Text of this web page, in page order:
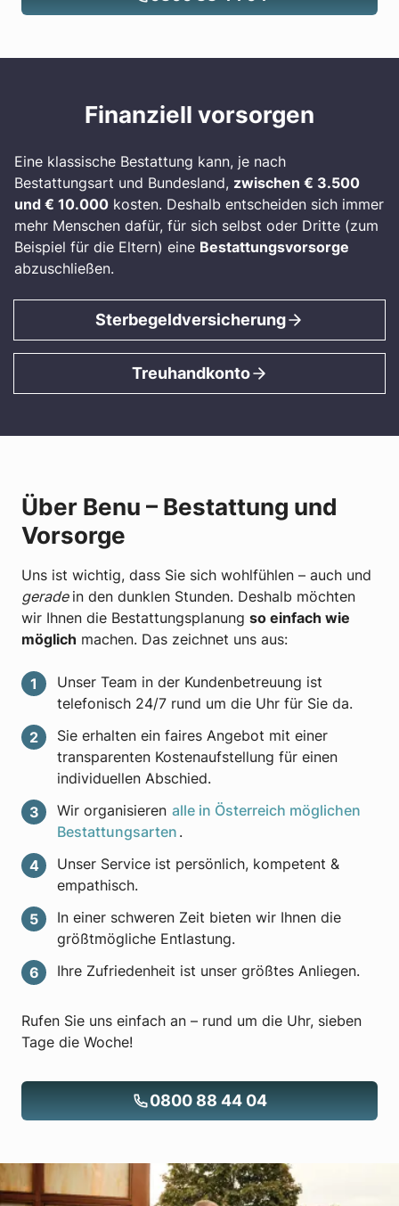
Finanziell vorsorgen
Eine klassische Bestattung kann, je nach
Bestattungsart und Bundesland, zwischen € 3.500
und € 10.000 kosten. Deshalb entscheiden sich immer
mehr Menschen dafür, für sich selbst oder Dritte (zum
Beispiel für die Eltern) eine Bestattungsvorsorge
abzuschließen.
Sterbegeldversicherung
Treuhandkonto
Über Benu – Bestattung und
Vorsorge
Uns ist wichtig, dass Sie sich wohlfühlen – auch und
gerade in den dunklen Stunden. Deshalb möchten
wir Ihnen die Bestattungsplanung so einfach wie
möglich machen. Das zeichnet uns aus:
Unser Team in der Kundenbetreuung ist
telefonisch 24/7 rund um die Uhr für Sie da.
Sie erhalten ein faires Angebot mit einer
transparenten Kostenaufstellung für einen
individuellen Abschied.
Wir organisieren alle in Österreich möglichen
Bestattungsarten .
Unser Service ist persönlich, kompetent &
empathisch.
In einer schweren Zeit bieten wir Ihnen die
größtmögliche Entlastung.
Ihre Zufriedenheit ist unser größtes Anliegen.
Rufen Sie uns einfach an – rund um die Uhr, sieben
Tage die Woche!
0800 88 44 04